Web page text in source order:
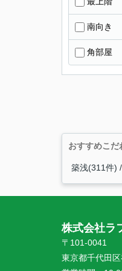
南向き
角部屋
おすすめこだ
築浅(311件)
株式会社ラ
〒101-0041
東京都千代田